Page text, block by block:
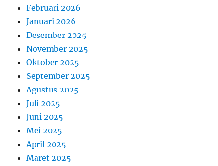
Februari 2026
Januari 2026
Desember 2025
November 2025
Oktober 2025
September 2025
Agustus 2025
Juli 2025
Juni 2025
Mei 2025
April 2025
Maret 2025